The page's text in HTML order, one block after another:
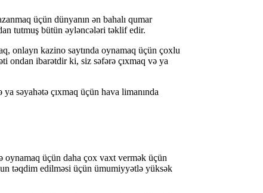
üçün dünyanın ən bahalı qumar
tutmuş bütün əyləncələri təklif edir.
onlayn kazino saytında oynamaq üçün çoxlu
ondan ibarətdir ki, siz səfərə çıxmaq və ya
səyahətə çıxmaq üçün hava limanında
oynamaq üçün daha çox vaxt vermək üçün
təqdim edilməsi üçün ümumiyyətlə yüksək